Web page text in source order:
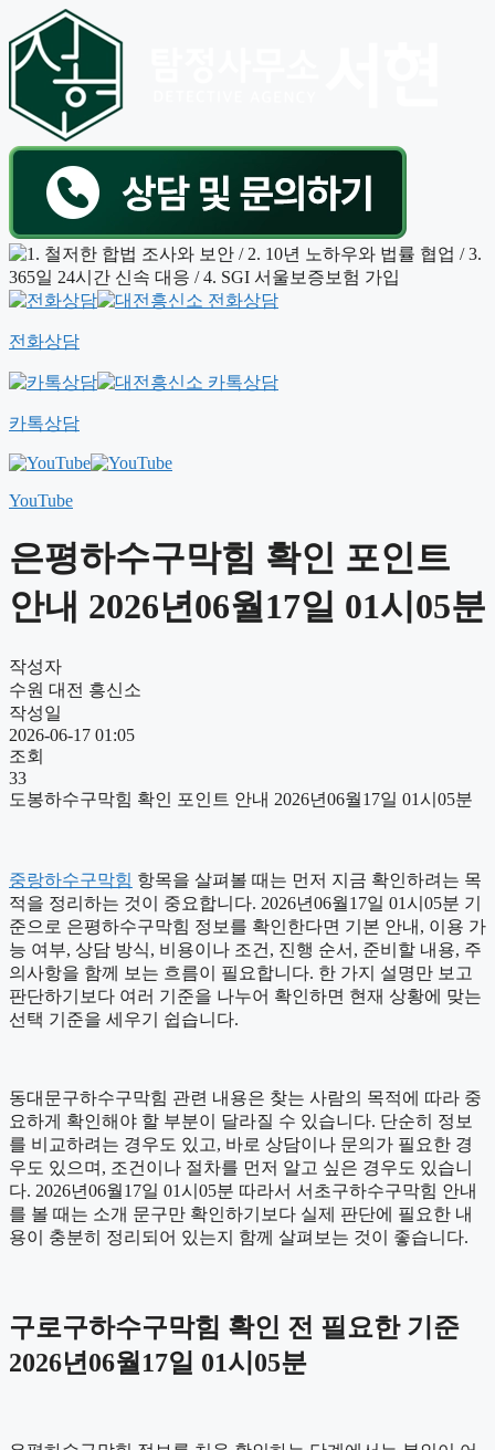
전화상담
카톡상담
YouTube
은평하수구막힘 확인 포인트
안내 2026년06월17일 01시05분
작성자
수원 대전 흥신소
작성일
2026-06-17 01:05
조회
33
도봉하수구막힘 확인 포인트 안내 2026년06월17일 01시05분
중랑하수구막힘 항목을 살펴볼 때는 먼저 지금 확인하려는 목
적을 정리하는 것이 중요합니다. 2026년06월17일 01시05분 기
준으로 은평하수구막힘 정보를 확인한다면 기본 안내, 이용 가
능 여부, 상담 방식, 비용이나 조건, 진행 순서, 준비할 내용, 주
의사항을 함께 보는 흐름이 필요합니다. 한 가지 설명만 보고
판단하기보다 여러 기준을 나누어 확인하면 현재 상황에 맞는
선택 기준을 세우기 쉽습니다.
동대문구하수구막힘 관련 내용은 찾는 사람의 목적에 따라 중
요하게 확인해야 할 부분이 달라질 수 있습니다. 단순히 정보
를 비교하려는 경우도 있고, 바로 상담이나 문의가 필요한 경
우도 있으며, 조건이나 절차를 먼저 알고 싶은 경우도 있습니
다. 2026년06월17일 01시05분 따라서 서초구하수구막힘 안내
를 볼 때는 소개 문구만 확인하기보다 실제 판단에 필요한 내
용이 충분히 정리되어 있는지 함께 살펴보는 것이 좋습니다.
구로구하수구막힘 확인 전 필요한 기준
2026년06월17일 01시05분